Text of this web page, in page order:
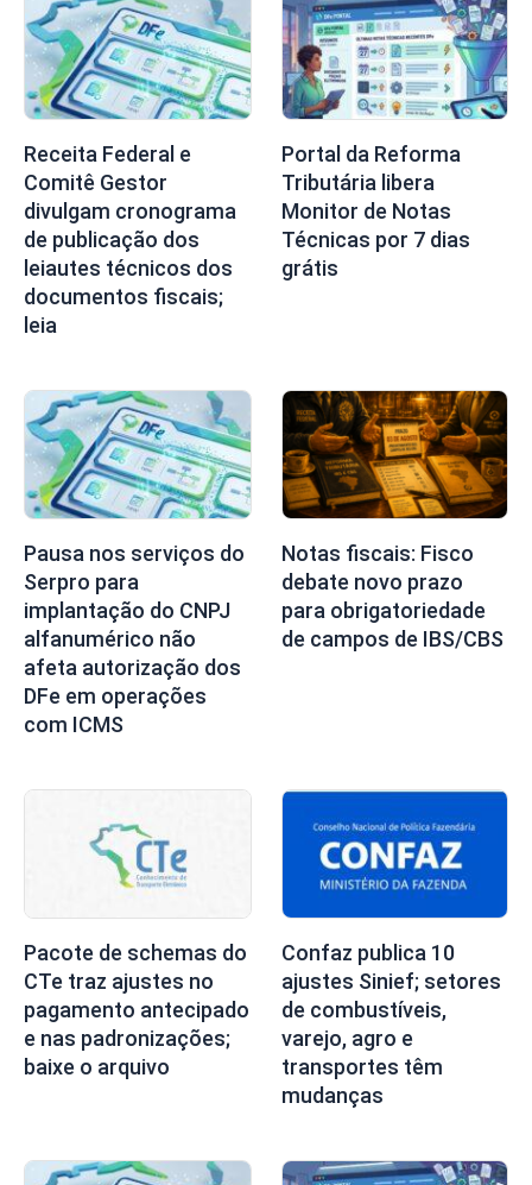
Receita Federal e
Comitê Gestor
divulgam cronograma
de publicação dos
leiautes técnicos dos
documentos fiscais;
leia
Portal da Reforma
Tributária libera
Monitor de Notas
Técnicas por 7 dias
grátis
Pausa nos serviços do
Serpro para
implantação do CNPJ
alfanumérico não
afeta autorização dos
DFe em operações
com ICMS
Notas fiscais: Fisco
debate novo prazo
para obrigatoriedade
de campos de IBS/CBS
Pacote de schemas do
CTe traz ajustes no
pagamento antecipado
e nas padronizações;
baixe o arquivo
Confaz publica 10
ajustes Sinief; setores
de combustíveis,
varejo, agro e
transportes têm
mudanças